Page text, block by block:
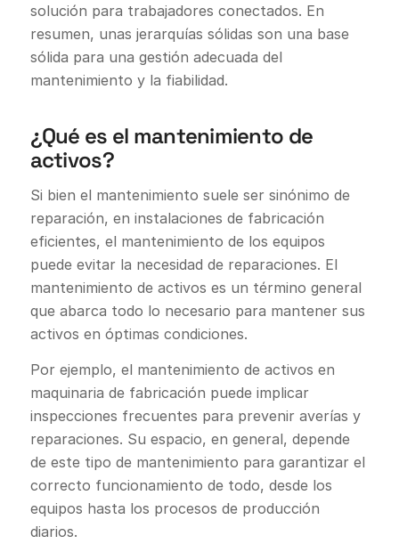
solución para trabajadores conectados. En
resumen, unas jerarquías sólidas son una base
sólida para una gestión adecuada del
mantenimiento y la fiabilidad.
¿Qué es el mantenimiento de
activos?
Si bien el mantenimiento suele ser sinónimo de
reparación, en instalaciones de fabricación
eficientes, el mantenimiento de los equipos
puede evitar la necesidad de reparaciones. El
mantenimiento de activos es un término general
que abarca todo lo necesario para mantener sus
activos en óptimas condiciones.
Por ejemplo, el mantenimiento de activos en
maquinaria de fabricación puede implicar
inspecciones frecuentes para prevenir averías y
reparaciones. Su espacio, en general, depende
de este tipo de mantenimiento para garantizar el
correcto funcionamiento de todo, desde los
equipos hasta los procesos de producción
diarios.